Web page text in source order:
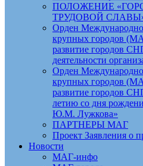
ПОЛОЖЕНИЕ
ТРУДОВОЙ СЛАВЫ»
Орден
крупных городов
развитие городов
деятельности
Орден
крупных городов
развитие городов
летию со дня
Ю.М. Лужкова»
ПАРТНЕРЫ МАГ
Проект Заявления о
Новости
МАГ-инфо